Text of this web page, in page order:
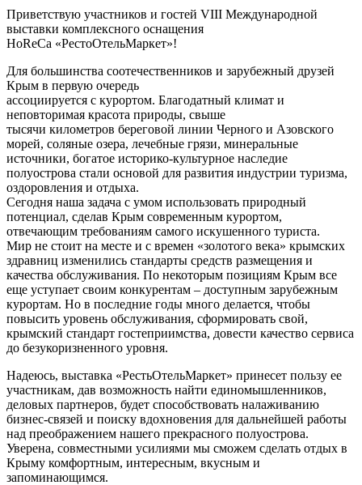
Приветствую участников и гостей VIII Международной
выставки комплексного оснащения
HoReCa «РестоОтельМаркет»!
Для большинства соотечественников и зарубежный друзей
Крым в первую очередь
ассоциируется с курортом. Благодатный климат и
неповторимая красота природы, свыше
тысячи километров береговой линии Черного и Азовского
морей, соляные озера, лечебные грязи, минеральные
источники, богатое историко-культурное наследие
полуострова стали основой для развития индустрии туризма,
оздоровления и отдыха.
Сегодня наша задача с умом использовать природный
потенциал, сделав Крым современным курортом,
отвечающим требованиям самого искушенного туриста.
Мир не стоит на месте и с времен «золотого века» крымских
здравниц изменились стандарты средств размещения и
качества обслуживания. По некоторым позициям Крым все
еще уступает своим конкурентам – доступным зарубежным
курортам. Но в последние годы много делается, чтобы
повысить уровень обслуживания, сформировать свой,
крымский стандарт гостеприимства, довести качество сервиса
до безукоризненного уровня.
Надеюсь, выставка «РестьОтельМаркет» принесет пользу ее
участникам, дав возможность найти единомышленников,
деловых партнеров, будет способствовать налаживанию
бизнес-связей и поиску вдохновения для дальнейшей работы
над преображением нашего прекрасного полуострова.
Уверена, совместными усилиями мы сможем сделать отдых в
Крыму комфортным, интересным, вкусным и
запоминающимся.